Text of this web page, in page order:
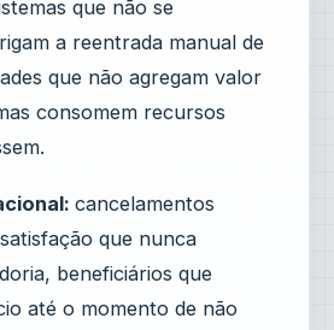
que não se
a reentrada manual de
que não agregam valor
consomem recursos
cancelamentos
que nunca
beneficiários que
até o momento de não